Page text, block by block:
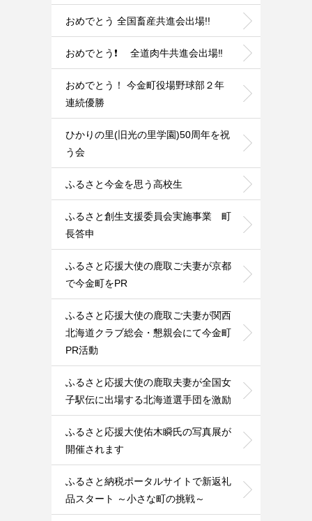
おめでとう 全国畜産共進会出場!!
おめでとう❗ 全道肉牛共進会出場‼️
おめでとう！ 今金町役場野球部２年
連続優勝
ひかりの里(旧光の里学園)50周年を祝
う会
ふるさと今金を思う高校生
ふるさと創生支援委員会実施事業 町
長答申
ふるさと応援大使の鹿取ご夫妻が京都
で今金町をPR
ふるさと応援大使の鹿取ご夫妻が関西
北海道クラブ総会・懇親会にて今金町
PR活動
ふるさと応援大使の鹿取夫妻が全国女
子駅伝に出場する北海道選手団を激励
ふるさと応援大使佑木瞬氏の写真展が
開催されます
ふるさと納税ポータルサイトで新返礼
品スタート ～小さな町の挑戦～